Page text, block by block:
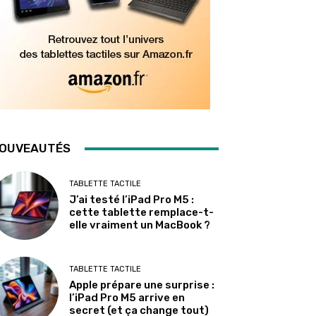
TABLETTE TACTILE
J’ai testé l’iPad Pro M5 :
cette tablette remplace-t-
elle vraiment un MacBook ?
TABLETTE TACTILE
Apple prépare une surprise :
l’iPad Pro M5 arrive en
secret (et ça change tout)